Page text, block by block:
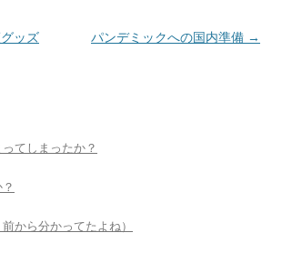
ッズ パンデミックへの国内準備 →
ってしまったか？
から分かってたよね）